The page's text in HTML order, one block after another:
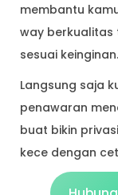
membantu
way berkualitas
sesuai keinginan.
Langsung saja
penawaran
buat bikin
kece dengan